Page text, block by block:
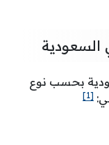
بحسب نوع
[1]